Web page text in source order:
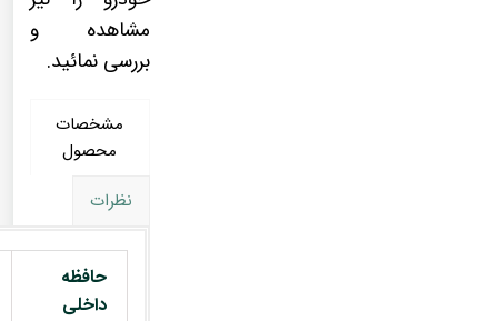
مشاهده و
بررسی نمائید.
مشخصات
محصول
نظرات
حافظه
داخلی